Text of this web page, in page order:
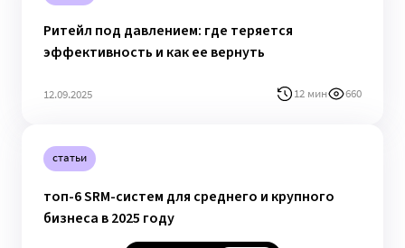
Ритейл под давлением: где теряется
эффективность и как ее вернуть
12.09.2025 12 мин 660
статьи
топ-6 SRM-систем для среднего и крупного
бизнеса в 2025 году